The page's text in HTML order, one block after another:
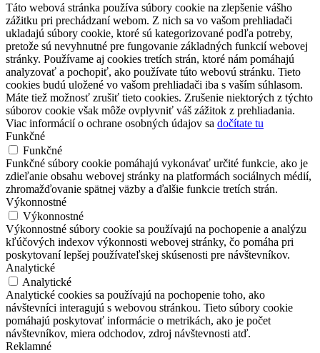
Táto webová stránka používa súbory cookie na zlepšenie vášho
zážitku pri prechádzaní webom. Z nich sa vo vašom prehliadači
ukladajú súbory cookie, ktoré sú kategorizované podľa potreby,
pretože sú nevyhnutné pre fungovanie základných funkcií webovej
stránky. Používame aj cookies tretích strán, ktoré nám pomáhajú
analyzovať a pochopiť, ako používate túto webovú stránku. Tieto
cookies budú uložené vo vašom prehliadači iba s vaším súhlasom.
Máte tiež možnosť zrušiť tieto cookies. Zrušenie niektorých z týchto
súborov cookie však môže ovplyvniť váš zážitok z prehliadania.
Viac informácií o ochrane osobných údajov sa dočítate tu
Funkčné
Funkčné
Funkčné súbory cookie pomáhajú vykonávať určité funkcie, ako je
zdieľanie obsahu webovej stránky na platformách sociálnych médií,
zhromažďovanie spätnej väzby a ďalšie funkcie tretích strán.
Výkonnostné
Výkonnostné
Výkonnostné súbory cookie sa používajú na pochopenie a analýzu
kľúčových indexov výkonnosti webovej stránky, čo pomáha pri
poskytovaní lepšej používateľskej skúsenosti pre návštevníkov.
Analytické
Analytické
Analytické cookies sa používajú na pochopenie toho, ako
návštevníci interagujú s webovou stránkou. Tieto súbory cookie
pomáhajú poskytovať informácie o metrikách, ako je počet
návštevníkov, miera odchodov, zdroj návštevnosti atď.
Reklamné